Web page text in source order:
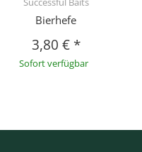
Bierhefe
3,80 € *
Sofort verfügbar